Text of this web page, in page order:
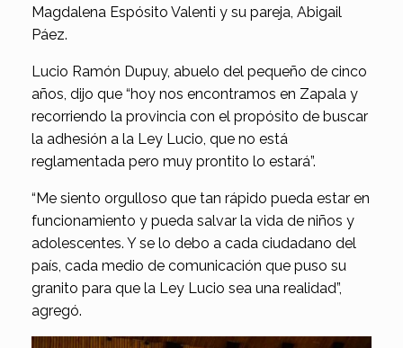
Magdalena Espósito Valenti y su pareja, Abigail
Páez.
Lucio Ramón Dupuy, abuelo del pequeño de cinco
años, dijo que “hoy nos encontramos en Zapala y
recorriendo la provincia con el propósito de buscar
la adhesión a la Ley Lucio, que no está
reglamentada pero muy prontito lo estará”.
“Me siento orgulloso que tan rápido pueda estar en
funcionamiento y pueda salvar la vida de niños y
adolescentes. Y se lo debo a cada ciudadano del
país, cada medio de comunicación que puso su
granito para que la Ley Lucio sea una realidad”,
agregó.